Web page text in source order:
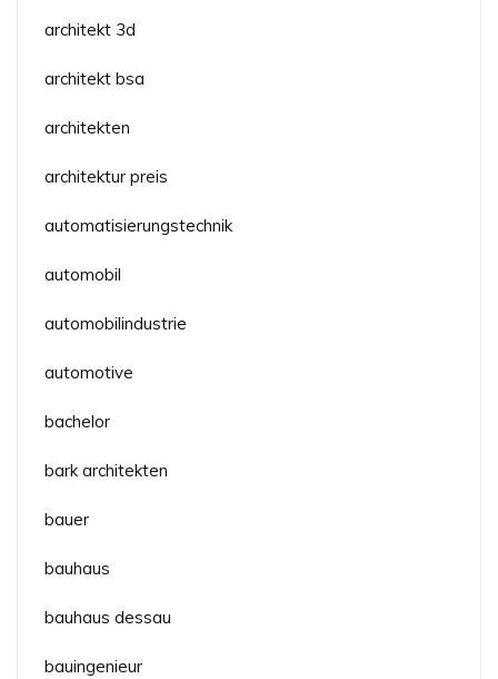
architekt 3d
architekt bsa
architekten
architektur preis
automatisierungstechnik
automobil
automobilindustrie
automotive
bachelor
bark architekten
bauer
bauhaus
bauhaus dessau
bauingenieur